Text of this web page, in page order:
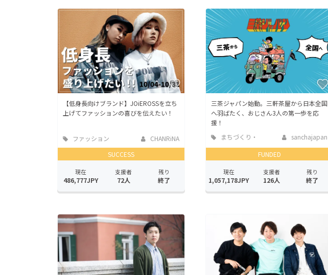
【低身長向けブランド】JOiEROSSを立ち
上げてファッションの喜びを伝えたい！
ファッション
CHANRiNA
SUCCESS
現在
486,777JPY
支援者
72人
残り
終了
三茶ジャパン始動。三軒茶屋から日本全国
へ羽ばたく、おじさん3人の第一歩を応
援！
まちづくり・
地域活性化
sanchajapan
FUNDED
現在
1,057,178JPY
支援者
126人
残り
終了